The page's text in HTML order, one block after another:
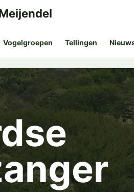
Vogelgroepen Tellingen